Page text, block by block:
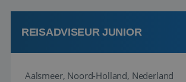
werken: of het nu gaat om vragen ...
REISADVISEUR JUNIOR
Aalsmeer, Noord-Holland, Nederland